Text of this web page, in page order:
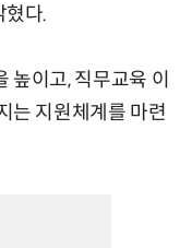
혔다.
높이고, 직무교육 이
는 지원체계를 마련